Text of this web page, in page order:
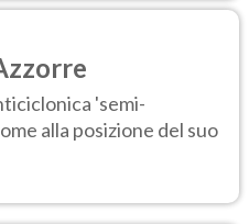
'semi-
alla posizione del suo